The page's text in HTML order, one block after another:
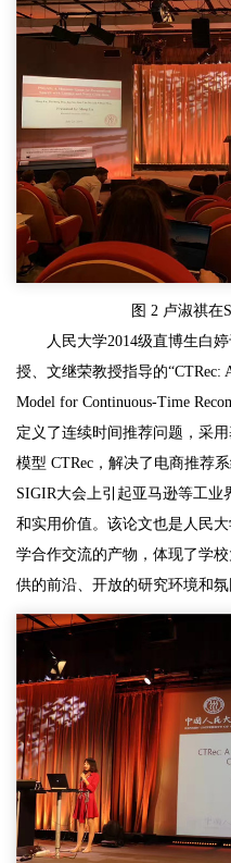
图 2 卢淑祺在
人民大学2014级直博生白
授、文继荣教授指导的“CTRec:
Model for Continuous-Time
定义了连续时间推荐问题，采
模型 CTRec，解决了电商推荐
SIGIR大会上引起亚马逊等工
和实用价值。该论文也是人民
学合作交流的产物，体现了学
供的前沿、开放的研究环境和氛